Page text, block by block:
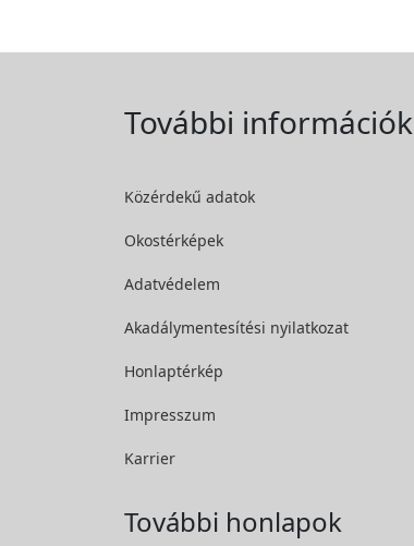
További információk
Közérdekű adatok
Okostérképek
Adatvédelem
Akadálymentesítési nyilatkozat
Honlaptérkép
Impresszum
Karrier
További honlapok